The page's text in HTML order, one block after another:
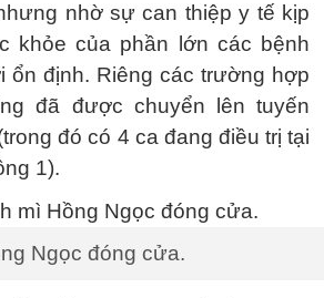
nhờ sự can thiệp y tế kịp
khỏe của phần lớn các bệnh
ổn định. Riêng các trường hợp
đã được chuyển lên tuyến
đó có 4 ca đang điều trị tại
1).
Ngọc đóng cửa.